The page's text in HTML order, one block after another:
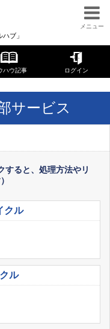
メニュー
ブ」
ハウ記事 ログイン
サービス
すると、処理方法やリ
クル
ル